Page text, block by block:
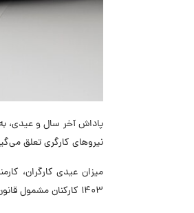
پاداش آخر سال و عیدی،
نیرو‌های کارگری تعلق
میزان عیدی کارگران،
1403 کارکنان مشمول قانون کار توسط وزارت کار، و عیدی کارمندان دولت و بازنشستگان توسط هئیت وزیران تعیین می‌شود.